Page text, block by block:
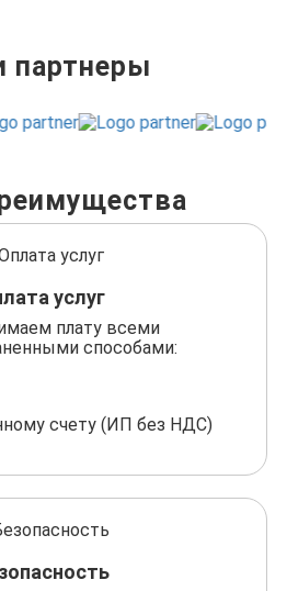
партнеры
услуг
плату всеми
способами:
счету (ИП без НДС)